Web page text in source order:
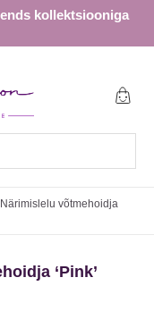
kollektsiooniga
võtmehoidja
‘Pink’